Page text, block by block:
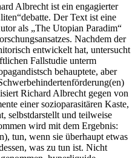
Albrecht ist ein engagierter
Der Text ist eine
als „The Utopian Paradim“
Nachdem der
entwickelt hat, untersucht
Fallstudie unterm
behauptete, aber
Richard Albrecht gegen von
einer sozioparasitären Kaste,
selbstdarstellt und teilweise
wird mit dem Ergebnis:
tun, wenn sie überhaupt etwas
was zu tun ist. Nicht